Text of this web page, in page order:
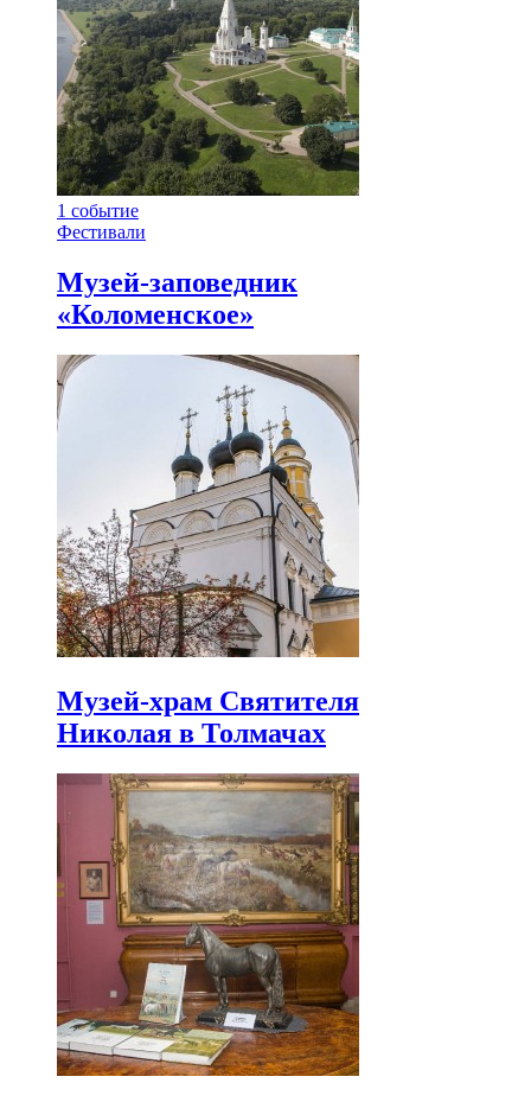
1 событие
Фестивали
Музей-заповедник
«Коломенское»
Музей-храм Святителя
Николая в Толмачах